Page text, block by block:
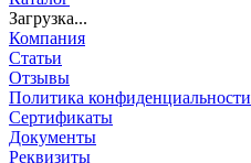
Загрузка...
Компания
Статьи
Отзывы
Политика конфиденциальности
Сертификаты
Документы
Реквизиты